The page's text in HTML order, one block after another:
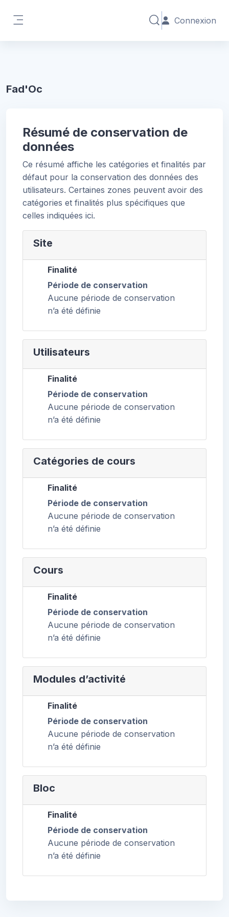
Activer/désactiver la
Connexion
Fad'Oc
Résumé de conservation de
données
Ce résumé affiche les catégories et finalités par
défaut pour la conservation des données des
utilisateurs. Certaines zones peuvent avoir des
catégories et finalités plus spécifiques que
celles indiquées ici.
Site
Finalité
Période de conservation
Aucune période de conservation
n’a été définie
Utilisateurs
Finalité
Période de conservation
Aucune période de conservation
n’a été définie
Catégories de cours
Finalité
Période de conservation
Aucune période de conservation
n’a été définie
Cours
Finalité
Période de conservation
Aucune période de conservation
n’a été définie
Modules d’activité
Finalité
Période de conservation
Aucune période de conservation
n’a été définie
Bloc
Finalité
Période de conservation
Aucune période de conservation
n’a été définie